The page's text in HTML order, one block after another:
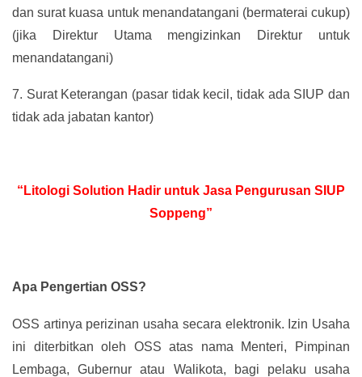
dan surat kuasa untuk menandatangani (bermaterai cukup)
(jika Direktur Utama mengizinkan Direktur untuk
menandatangani)
7. Surat Keterangan (pasar tidak kecil, tidak ada SIUP dan
tidak ada jabatan kantor)
“Litologi Solution Hadir untuk Jasa Pengurusan SIUP
Soppeng”
Apa Pengertian OSS?
OSS artinya perizinan usaha secara elektronik. Izin Usaha
ini diterbitkan oleh OSS atas nama Menteri, Pimpinan
Lembaga, Gubernur atau Walikota, bagi pelaku usaha